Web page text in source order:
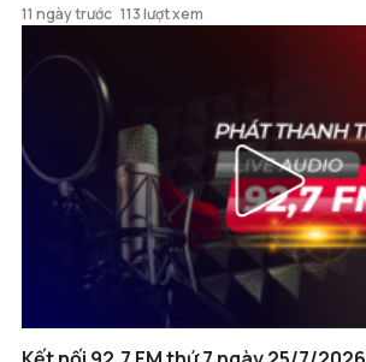
11 ngày trước 113 lượt xem